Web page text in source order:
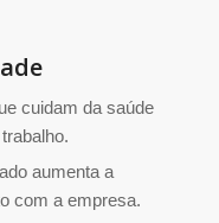
cuidam da saúde
aumenta a
com a empresa.